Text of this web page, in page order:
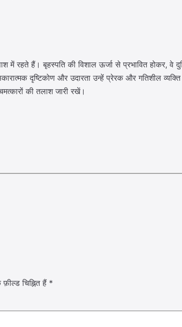
में रहते हैं। बृहस्पति की विशाल ऊर्जा से प्रभावित होकर,
दृष्टिकोण और उदारता उन्हें प्रेरक और गतिशील
की तलाश जारी रखें।
चिह्नित हैं *